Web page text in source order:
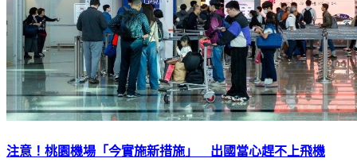
注意！桃園機場「今實施新措施」 出國當心趕不上飛機